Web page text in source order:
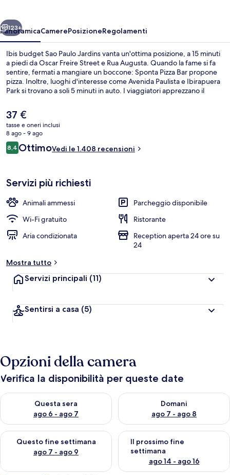
Avanti
123+
PanoramicaCamerePosizioneRegolamenti
Ibis budget Sao Paulo Jardins vanta un'ottima posizione, a 15 minuti
a piedi da Oscar Freire Street e Rua Augusta. Quando la fame si fa
sentire, fermati a mangiare un boccone: Sponta Pizza Bar propone
pizza. Inoltre, luoghi d'interesse come Avenida Paulista e Ibirapuera
Park si trovano a soli 5 minuti in auto. I viaggiatori apprezzano il
Il
prezzo
attuale
è
37 €
37 €
tasse e oneri inclusi
8 ago - 9 ago
Recensioni
8,48,4 su 10
OttimoVedi le 1.408 recensioni
Servizi più richiesti
Animali ammessi
Parcheggio disponibile
Wi-Fi gratuito
Ristorante
Aria condizionata
Reception aperta 24 ore su
24
Mostra tutto
Servizi principali (11)
Sentirsi a casa (5)
Opzioni della camera
Verifica la disponibilità per queste date
Questa sera
ago 6 - ago 7
Verifica la disponibilità per questa sera, ago 6 - ago 7
Domani
ago 7 - ago 8
Verifica la disponibilità per
Questo fine settimana
ago 7 - ago 9
Verifica la disponibilità per questo fine settimana, ago 7 - ago
Il prossimo fine
settimana
ago 14 - ago 16
Verifica la disponibilità per il